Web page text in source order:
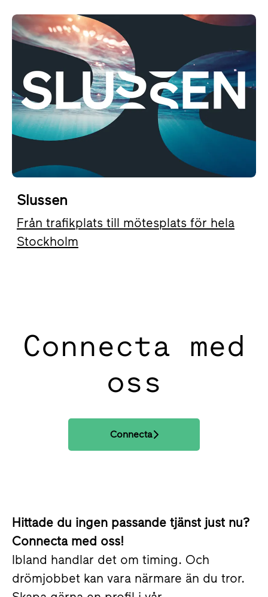
Slussen
Från trafikplats till mötesplats för hela
Stockholm
Connecta med
oss
Connecta
Hittade du ingen passande tjänst just nu?
Connecta med oss!
Ibland handlar det om timing. Och
drömjobbet kan vara närmare än du tror.